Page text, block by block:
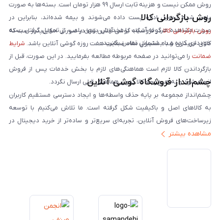
روش ممکن نیست و هزینه ثابت ارسال ۹۹ هزار تومان است. بسته‌ها به صورت
پلمپ شده تحویل اداره پست داده می‌شوند و بیمه شده‌اند، بنابراین در
صورت مشاهده هرگونه آسیب یا مخدوش بودن پلمپ، از تحویل گرفتن بسته
خودداری کرده و با پشتیبانی تماس بگیرید.
روش بازگردانی کالا
روش بازگردانی کالادر فروشگاه گوشی آنلاین تنها در صورتی امکان‌پذیر است که
کالای خریداری شده مشمول مفاد ضمانت هفت روزه گوشی آنلاین باشد. شرایط
ضمانت را می‌توانید در صفحه مربوطه مطالعه بفرمایید. در این صورت، قبل از
بازگرداندن کالا لازم است هماهنگی‌های لازم با بخش خدمات پس از فروش
انجام شود و به هیچ‌وجه کالا بدون هماهنگی قبلی ارسال نگردد.
چشم‌انداز فروشگاه گوشی آنلاین
چشم‌انداز مجموعه بر پایه حذف واسطه‌ها و ایجاد دسترسی مستقیم کاربران
به کالاهای اصل و باکیفیت شکل گرفته است. ما تلاش می‌کنیم با توسعه
زیرساخت‌های فروش آنلاین، تجربه‌ای سریع‌تر و ساده‌تر از خرید دیجیتال در
ایران ارائه دهیم. تبدیل‌شدن به مرجعی قابل اعتماد برای خرید کالای دیجیتال،
سمت تحقق این چشم‌انداز حرکت می‌کند.
مشاهده بیشتر